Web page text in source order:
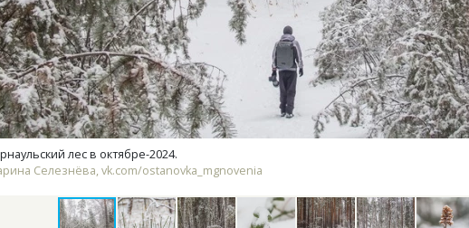
лес в октябре-2024.
Селезнёва, vk.com/ostanovka_mgnovenia
Смелость архитектурных идей.
Генеральный директор компании
ЗИАС — об эстетике городов,
трендах в фасадах и развитии рынка
СТРОИТЕЛЬСТВО
Двухуровневые номера и
Каким будет новый
«Белкур» в Белокурихе
ДОМА И КВАРТИРЫ